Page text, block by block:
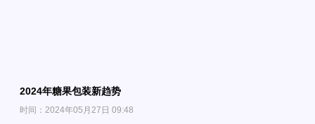
2024年糖果包装新趋势
时间：2024年05月27日 09:48